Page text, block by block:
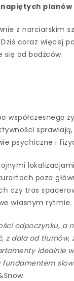
planów
z narciarskim
coraz więcej
od bodźców.
psychiczne i
poza
czy tras
własnym rytmie.
odpoczynku, a
z dala od
idealnie
fundamentem